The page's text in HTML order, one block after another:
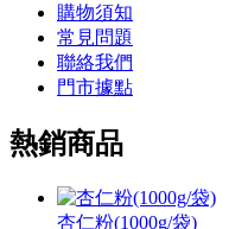
購物須知
常見問題
聯絡我們
門市據點
熱銷商品
杏仁粉(1000g/袋)